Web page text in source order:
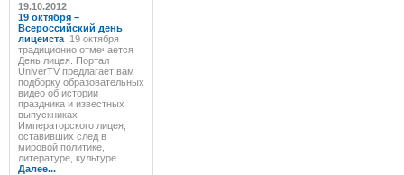
19.10.2012
19 октября –
Всероссийский день
лицеиста 19 октября
традиционно отмечается
День лицея. Портал
UniverTV предлагает вам
подборку образовательных
видео об истории
праздника и известных
выпускниках
Императорского лицея,
оставивших след в
мировой политике,
литературе, культуре.
Далее...